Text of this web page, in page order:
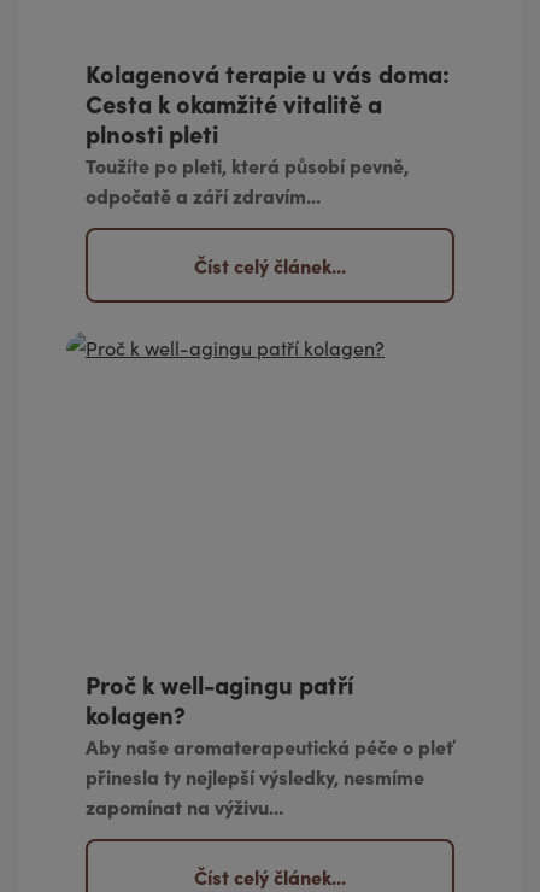
Kolagenová terapie u vás doma:
Cesta k okamžité vitalitě a
plnosti pleti
Toužíte po pleti, která působí pevně,
odpočatě a září zdravím...
Číst celý článek...
Proč k well-agingu patří
kolagen?
Aby naše aromaterapeutická péče o pleť
přinesla ty nejlepší výsledky, nesmíme
zapomínat na výživu...
Číst celý článek...